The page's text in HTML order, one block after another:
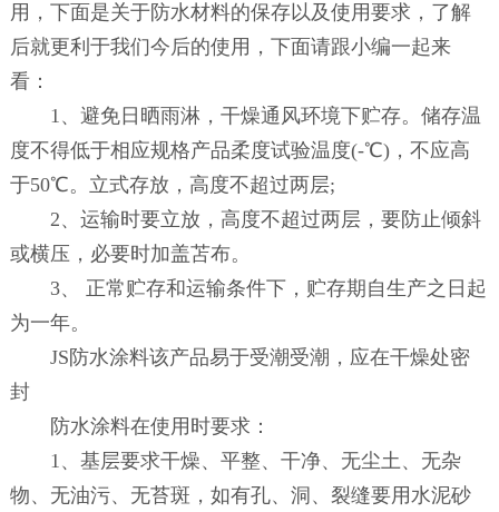
用，下面是关于防水材料的保存以及使用要求，了解
后就更利于我们今后的使用，下面请跟小编一起来
看：
1、避免日晒雨淋，干燥通风环境下贮存。储存温
度不得低于相应规格产品柔度试验温度(-℃)，不应高
于50℃。立式存放，高度不超过两层;
2、运输时要立放，高度不超过两层，要防止倾斜
或横压，必要时加盖苫布。
3、 正常贮存和运输条件下，贮存期自生产之日起
为一年。
JS防水涂料该产品易于受潮受潮，应在干燥处密
封
防水涂料在使用时要求：
1、基层要求干燥、平整、干净、无尘土、无杂
物、无油污、无苔斑，如有孔、洞、裂缝要用水泥砂